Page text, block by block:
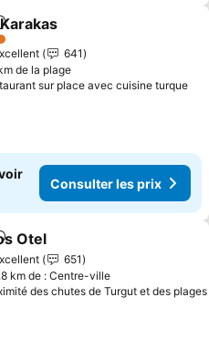
à mes favoris
641
de la plage
sur place avec cuisine turque
Consulter les prix
à mes favoris
Otel
651
km de : Centre-ville
des chutes de Turgut et des plages